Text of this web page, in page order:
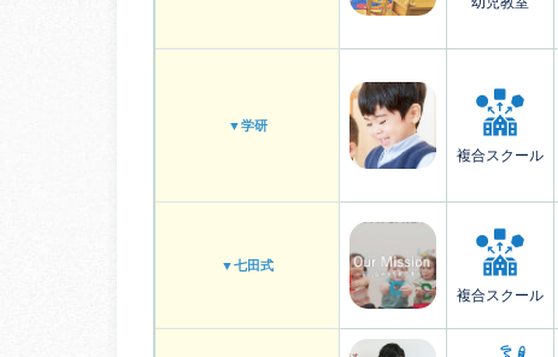
▼学研
複合スクール
▼七田式
複合スクール